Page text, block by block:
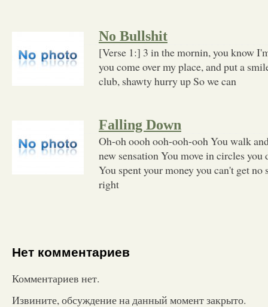
No Bullshit
[Verse 1:] 3 in the mornin, you know
you come over my place, and put a
club, shawty hurry up So we can
Falling Down
Oh-oh oooh ooh-ooh-ooh You walk
new sensation You move in circles
You spent your money you can't get
right
Нет комментариев
Комментариев нет.
Извините, обсуждение на данный момент закрыто.